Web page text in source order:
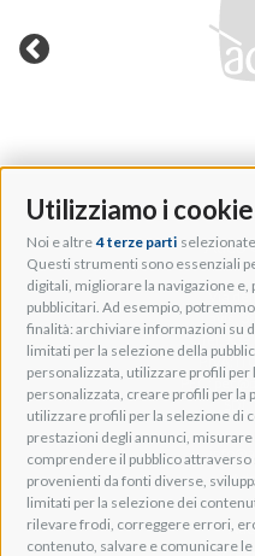
Utilizziamo i
Noi e altre 4 terze parti
Questi strumenti sono essenziali
digitali, migliorare la navigazione
pubblicitari. Ad esempio,
finalità: archiviare informazioni su
limitati per la selezione della
personalizzata, utilizzare profili per
personalizzata, creare profili per
utilizzare profili per la selezione di
prestazioni degli annunci,
comprendere il pubblico
provenienti da fonti diverse,
limitati per la selezione dei
rilevare frodi, correggere errori,
contenuto, salvare e comunicare
Adeo
Via
Lavis,
Tel: +39
P.IVA:
PEC:
SDI: